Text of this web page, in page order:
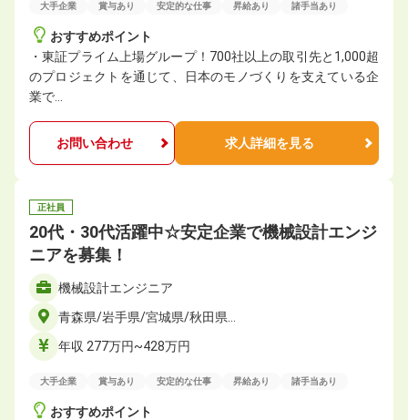
大手企業 賞与あり 安定的な仕事 昇給あり 諸手当あり
おすすめポイント
・東証プライム上場グループ！700社以上の取引先と1,000超
のプロジェクトを通じて、日本のモノづくりを支えている企
業で…
お問い合わせ 求人詳細を見る
正社員
20代・30代活躍中☆安定企業で機械設計エンジ
ニアを募集！
機械設計エンジニア
青森県/岩手県/宮城県/秋田県…
年収 277万円~428万円
大手企業 賞与あり 安定的な仕事 昇給あり 諸手当あり
おすすめポイント